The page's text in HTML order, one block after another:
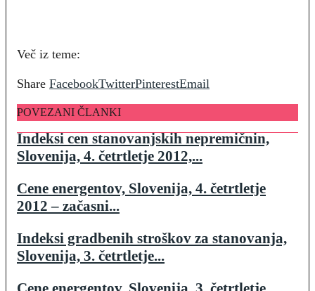
Več iz teme:
Share FacebookTwitterPinterestEmail
POVEZANI ČLANKI
Indeksi cen stanovanjskih nepremičnin,
Slovenija, 4. četrtletje 2012,...
Cene energentov, Slovenija, 4. četrtletje
2012 – začasni...
Indeksi gradbenih stroškov za stanovanja,
Slovenija, 3. četrtletje...